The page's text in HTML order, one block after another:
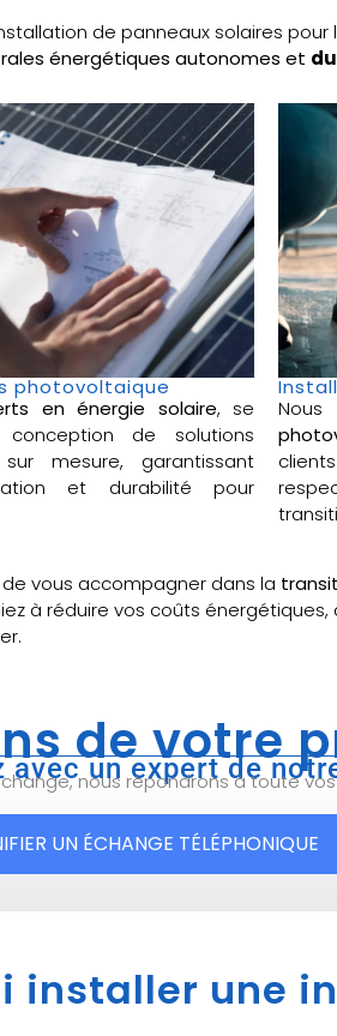
de panneaux solaires
énergétiques autonomes et
photovoltaique
en énergie solaire, se
de solutions
mesure, garantissant
et durabilité pour
vous accompagner dans la
à réduire vos coûts
de votre
avec un expert de
nous répondrons à toute
UN ÉCHANGE TÉLÉPHONIQUE
installer une